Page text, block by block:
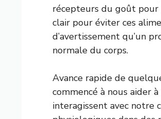
récepteurs du goût pour
clair pour éviter ces
d’avertissement qu’un
normale du corps.
Avance rapide de
commencé à nous aider
interagissent avec notre